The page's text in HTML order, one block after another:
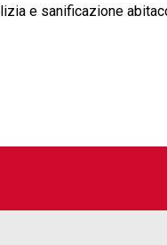
e sanificazione